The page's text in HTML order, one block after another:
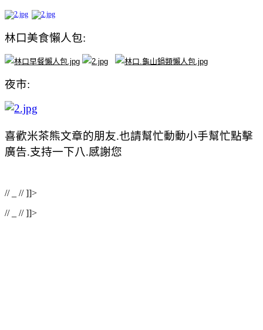
林口美食懶人包:
夜市:
喜歡米茶熊文章的朋友.也請幫忙動動小手幫忙點擊
廣告.支持一下八.感謝您
//
// ]]>
//
// ]]>